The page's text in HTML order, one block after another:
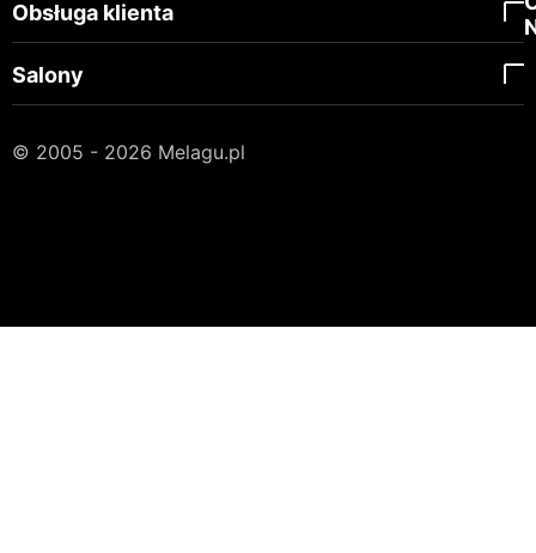
Obsługa klienta
Salony
© 2005 - 2026 Melagu.pl